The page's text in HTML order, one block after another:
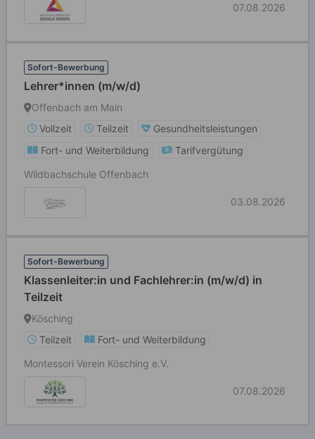
07.08.2026
Sofort-Bewerbung
Lehrer*innen (m/w/d)
Offenbach am Main
Vollzeit
Teilzeit
Gesundheitsleistungen
Fort- und Weiterbildung
Tarifvergütung
Wildbachschule Offenbach
03.08.2026
Sofort-Bewerbung
Klassenleiter:in und Fachlehrer:in (m/w/d) in
Teilzeit
Kösching
Teilzeit
Fort- und Weiterbildung
Montessori Verein Kösching e.V.
07.08.2026